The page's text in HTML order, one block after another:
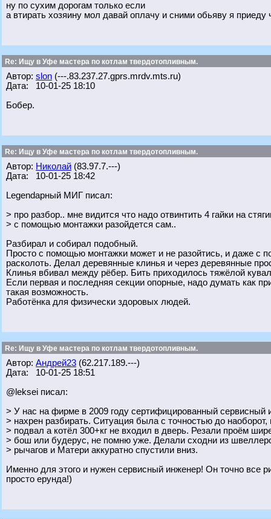
ну по сухим дорогам только если
а втирать хозяину мол давай оплачу и сними обьяву я
Re: Ищу в Уфе мастера по котлам твердотопливным.
Автор: slon (---.83.237.27.gprs.mrdv.mts.ru)
Дата: 10-01-25 18:10
Бобер.
Re: Ищу в Уфе мастера по котлам твердотопливным.
Автор: Николай (83.97.7.---)
Дата: 10-01-25 18:42
Legendарный МИГ писал:
> про разбор.. мне видится что надо отвинтить 4 гайки на
> с помощью монтажки разойдется сам..
Разбирал и собирал подобный.
Просто с помощью монтажки может и не разойтись, и даже с
расколоть. Делал деревянные клинья и через деревянные
Клинья вбивал между рёбер. Бить приходилось тяжёлой
Если первая и последняя секции опорные, надо думать как
такая возможность.
Работёнка для физически здоровых людей.
Re: Ищу в Уфе мастера по котлам твердотопливным.
Автор: Андрей23 (62.217.189.---)
Дата: 10-01-25 18:51
@leksei писал:
> У нас на фирме в 2009 году сертифицированный сервисный
> нахрен разбирать. Ситуация была с точностью до
> подвал а котёл 300+кг не входил в дверь. Резали проём
> бош или будерус, не помню уже. Делали сходни из
> рычагов и Матери аккуратно спустили вниз.
Именно для этого и нужен сервисный инженер! Он точно все
просто ерунда!)